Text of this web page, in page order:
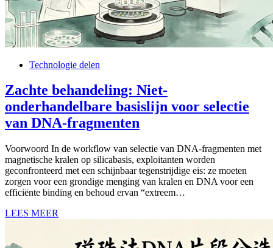
Technologie delen
Zachte behandeling: Niet-
onderhandelbare basislijn voor selectie
van DNA-fragmenten
Voorwoord In de workflow van selectie van DNA-fragmenten met
magnetische kralen op silicabasis, exploitanten worden
geconfronteerd met een schijnbaar tegenstrijdige eis: ze moeten
zorgen voor een grondige menging van kralen en DNA voor een
efficiënte binding en behoud ervan “extreem…
LEES MEER